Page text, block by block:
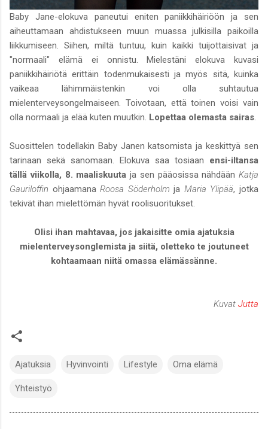
Baby Jane-elokuva paneutui eniten paniikkihäiriöön ja sen
aiheuttamaan ahdistukseen muun muassa julkisilla paikoilla
liikkumiseen. Siihen, miltä tuntuu, kuin kaikki tuijottaisivat ja
"normaali" elämä ei onnistu. Mielestäni elokuva kuvasi
paniikkihäiriötä erittäin todenmukaisesti ja myös sitä, kuinka
vaikeaa lähimmäistenkin voi olla suhtautua
mielenterveysongelmaiseen. Toivotaan, että toinen voisi vain
olla normaali ja elää kuten muutkin. Lopettaa olemasta sairas.
Suosittelen todellakin Baby Janen katsomista ja keskittyä sen
tarinaan sekä sanomaan. Elokuva saa tosiaan ensi-iltansa
tällä viikolla, 8. maaliskuuta ja sen pääosissa nähdään Katja
Gauriloffin ohjaamanaRoosa Söderholm ja Maria Ylipää, jotka
tekivät ihan mielettömän hyvät roolisuoritukset.
Olisi ihan mahtavaa, jos jakaisitte omia ajatuksia
mielenterveysonglemista ja siitä, oletteko te joutuneet
kohtaamaan niitä omassa elämässänne.
Kuvat Jutta
Ajatuksia Hyvinvointi Lifestyle Oma elämä
Yhteistyö